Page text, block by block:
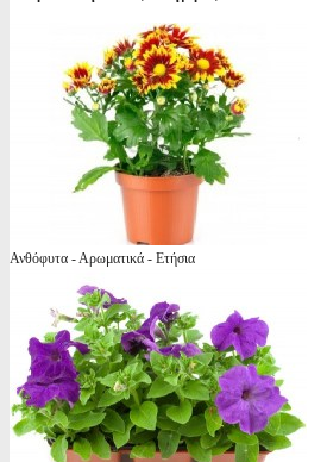
Ανθόφυτα - Αρωματικά - Ετήσια